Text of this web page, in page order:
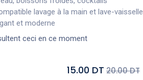
lavage à la main et lave-vaisselle
et moderne
ceci en ce moment
15.00 DT 20.00 DT